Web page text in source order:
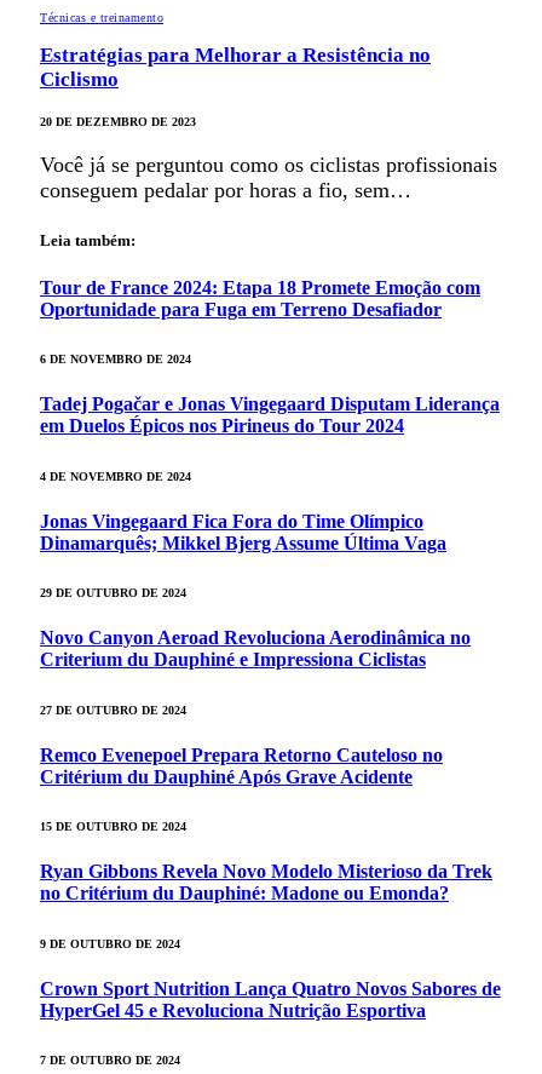
Técnicas e treinamento
Estratégias para Melhorar a Resistência no
Ciclismo
20 DE DEZEMBRO DE 2023
Você já se perguntou como os ciclistas profissionais
conseguem pedalar por horas a fio, sem…
Leia também:
Tour de France 2024: Etapa 18 Promete Emoção com
Oportunidade para Fuga em Terreno Desafiador
6 DE NOVEMBRO DE 2024
Tadej Pogačar e Jonas Vingegaard Disputam Liderança
em Duelos Épicos nos Pirineus do Tour 2024
4 DE NOVEMBRO DE 2024
Jonas Vingegaard Fica Fora do Time Olímpico
Dinamarquês; Mikkel Bjerg Assume Última Vaga
29 DE OUTUBRO DE 2024
Novo Canyon Aeroad Revoluciona Aerodinâmica no
Criterium du Dauphiné e Impressiona Ciclistas
27 DE OUTUBRO DE 2024
Remco Evenepoel Prepara Retorno Cauteloso no
Critérium du Dauphiné Após Grave Acidente
15 DE OUTUBRO DE 2024
Ryan Gibbons Revela Novo Modelo Misterioso da Trek
no Critérium du Dauphiné: Madone ou Emonda?
9 DE OUTUBRO DE 2024
Crown Sport Nutrition Lança Quatro Novos Sabores de
HyperGel 45 e Revoluciona Nutrição Esportiva
7 DE OUTUBRO DE 2024